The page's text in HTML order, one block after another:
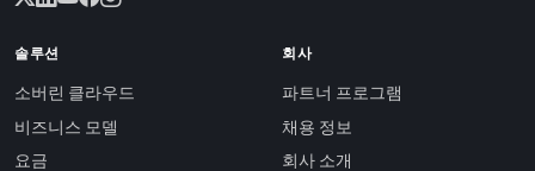
솔루션
소버린 클라우드
비즈니스 모델
요금
회사
파트너 프로그램
채용 정보
회사 소개